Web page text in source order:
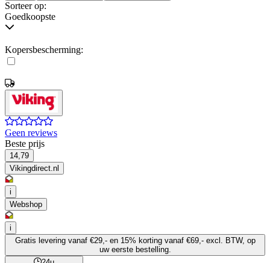
Sorteer op:
Goedkoopste
Kopersbescherming:
Geen reviews
Beste prijs
14,79
Vikingdirect.nl
i
Webshop
i
Gratis levering vanaf €29,- en 15% korting vanaf €69,- excl. BTW, op
uw eerste bestelling.